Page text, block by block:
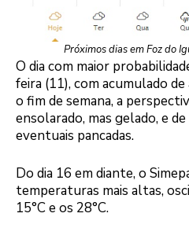
Próximos dias em Foz do
O dia com maior
feira (11), com acumulado
o fim de semana, a
ensolarado, mas gelado, e
eventuais pancadas.
Do dia 16 em diante, o
temperaturas mais altas,
15°C e os 28°C.